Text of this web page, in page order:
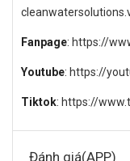
Fanpage: https://
Youtube: https://
Tiktok: https://
Đánh giá(APP)